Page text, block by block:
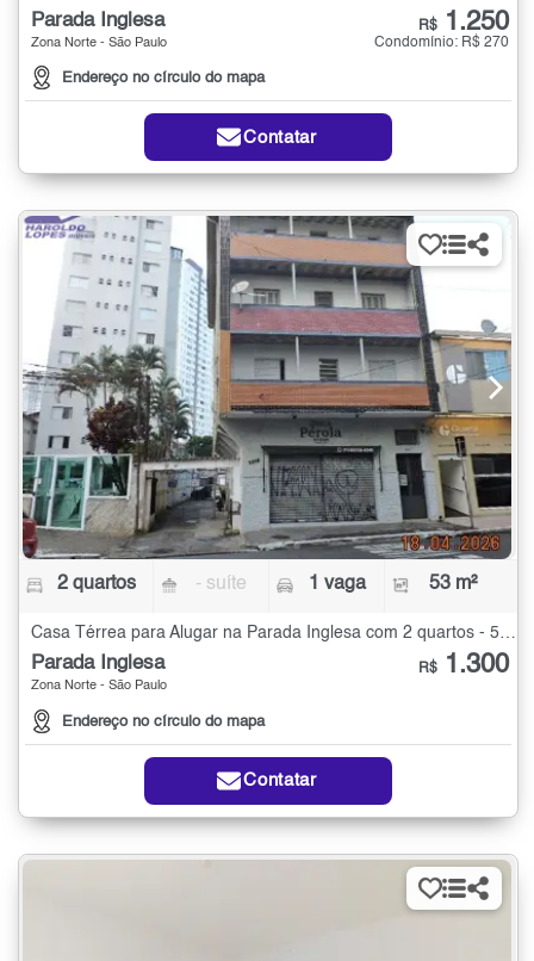
Parada Inglesa
Zona Norte - São Paulo
Endereço no círculo do mapa
R$ 1.250
Condomínio: R$ 270
Contatar
2 quartos - suíte 1 vaga 53 m²
Casa Térrea para Alugar na Parada Inglesa com 2 quartos - 53 m²
Parada Inglesa
Zona Norte - São Paulo
Endereço no círculo do mapa
R$ 1.300
Contatar